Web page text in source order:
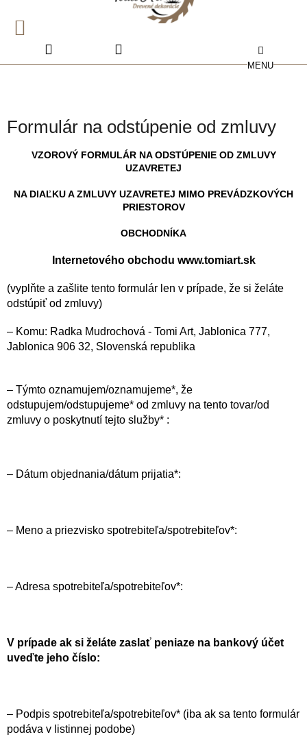
NÁKUPNÝ
Formulár na odstúpenie od zmluvy
VZOROVÝ FORMULÁR NA ODSTÚPENIE OD ZMLUVY
UZAVRETEJ
NA DIAĽKU A ZMLUVY UZAVRETEJ MIMO PREVÁDZKOVÝCH
PRIESTOROV
OBCHODNÍKA
Internetového obchodu www.tomiart.sk
(vyplňte a zašlite tento formulár len v prípade, že si želáte
odstúpiť od zmluvy)
– Komu: Radka Mudrochová - Tomi Art, Jablonica 777,
Jablonica 906 32, Slovenská republika
– Týmto oznamujem/oznamujeme*, že
odstupujem/odstupujeme* od zmluvy na tento tovar/od
zmluvy o poskytnutí tejto služby* :
– Dátum objednania/dátum prijatia*:
– Meno a priezvisko spotrebiteľa/spotrebiteľov*:
– Adresa spotrebiteľa/spotrebiteľov*:
V prípade ak si želáte zaslať peniaze na bankový účet
uveďte jeho číslo:
– Podpis spotrebiteľa/spotrebiteľov* (iba ak sa tento formulár
podáva v listinnej podobe)